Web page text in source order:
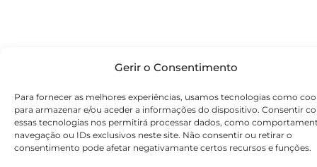
Gerir o Consentimento
Para fornecer as melhores experiências, usamos tecnologias como
para armazenar e/ou aceder a informações do dispositivo. Consentir
essas tecnologias nos permitirá processar dados, como
navegação ou IDs exclusivos neste site. Não consentir ou retirar o
consentimento pode afetar negativamante certos recursos e funções.